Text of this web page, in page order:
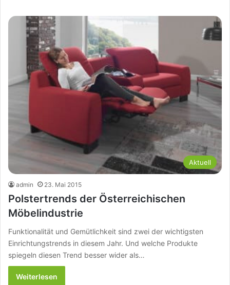
Aktuell
admin 23. Mai 2015
Polstertrends der Österreichischen
Möbelindustrie
Funktionalität und Gemütlichkeit sind zwei der wichtigsten
Einrichtungstrends in diesem Jahr. Und welche Produkte
spiegeln diesen Trend besser wider als…
Weiterlesen